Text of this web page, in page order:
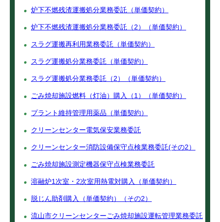
炉下不燃残渣運搬処分業務委託（単価契約）
炉下不燃残渣運搬処分業務委託（2）（単価契約）
スラグ運搬再利用業務委託（単価契約）
スラグ運搬処分業務委託（単価契約）
スラグ運搬処分業務委託（2）（単価契約）
ごみ焼却施設燃料（灯油）購入（1）（単価契約）
プラント維持管理用薬品（単価契約）
クリーンセンター電気保安業務委託
クリーンセンター消防設備保守点検業務委託(その2）
ごみ焼却施設測定機器保守点検業務委託
溶融炉1次室・2次室用熱電対購入（単価契約）
脱じん助剤購入（単価契約）（その2）
流山市クリーンセンターごみ焼却施設運転管理業務委託